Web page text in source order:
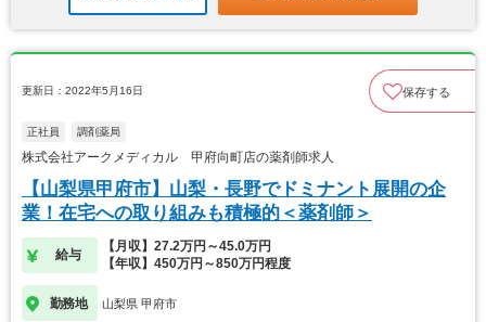
更新日：2022年5月16日 保存する
正社員 調剤薬局
株式会社アークメディカル 甲府向町店の薬剤師求人
【山梨県甲府市】山梨・長野でドミナント展開の企
業！在宅への取り組みも積極的＜薬剤師＞
給与
【月収】27.2万円～45.0万円
【年収】450万円～850万円程度
勤務地 山梨県 甲府市